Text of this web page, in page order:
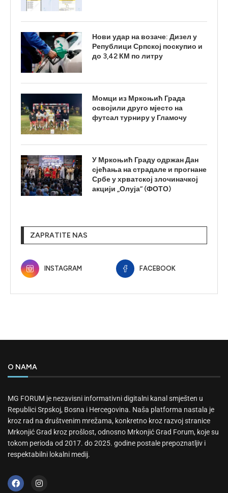
Нови удар на возаче: Дизел у
Републици Српској поскупио и
до 3,42 КМ по литру
Момци из Мркоњић Града
освојили друго мјесто на
футсал турниру у Гламочу
У Мркоњић Граду одржан Дан
сјећања на страдале и прогнане
Србе у хрватској злочиначкој
акцији „Олуја“ (ФОТО)
ZAPRATITE NAS
INSTAGRAM FACEBOOK
O NAMA
MG FORUM je nezavisni informativni digitalni kanal smješten u
Republici Srpskoj, Bosna i Hercegovina. Naša platforma nastala je
kroz rad na društvenim mrežama, konkretno kroz razvoj stranice
Mrkonjić Grad kroz prošlost, odnosno Mrkonjić Grad Forum, koje su
tokom perioda od 2017. do 2025. godine postale prepoznatljiv i
respektabilni lokalni medij.